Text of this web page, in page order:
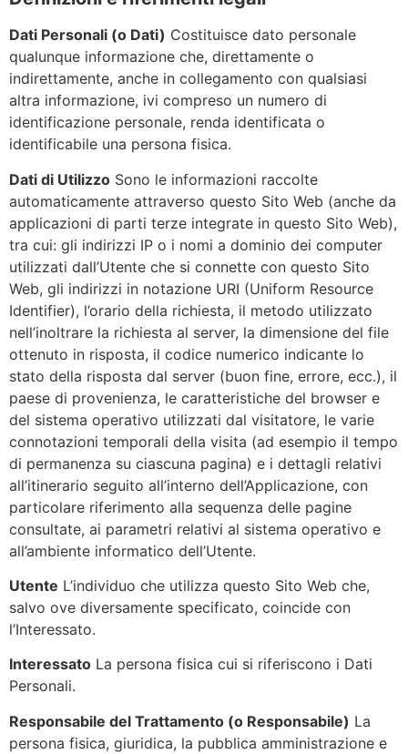
Dati Personali (o Dati) Costituisce dato personale
qualunque informazione che, direttamente o
indirettamente, anche in collegamento con qualsiasi
altra informazione, ivi compreso un numero di
identificazione personale, renda identificata o
identificabile una persona fisica.
Dati di Utilizzo Sono le informazioni raccolte
automaticamente attraverso questo Sito Web (anche da
applicazioni di parti terze integrate in questo Sito Web),
tra cui: gli indirizzi IP o i nomi a dominio dei computer
utilizzati dall’Utente che si connette con questo Sito
Web, gli indirizzi in notazione URI (Uniform Resource
Identifier), l’orario della richiesta, il metodo utilizzato
nell’inoltrare la richiesta al server, la dimensione del file
ottenuto in risposta, il codice numerico indicante lo
stato della risposta dal server (buon fine, errore, ecc.), il
paese di provenienza, le caratteristiche del browser e
del sistema operativo utilizzati dal visitatore, le varie
connotazioni temporali della visita (ad esempio il tempo
di permanenza su ciascuna pagina) e i dettagli relativi
all’itinerario seguito all’interno dell’Applicazione, con
particolare riferimento alla sequenza delle pagine
consultate, ai parametri relativi al sistema operativo e
all’ambiente informatico dell’Utente.
Utente L’individuo che utilizza questo Sito Web che,
salvo ove diversamente specificato, coincide con
l’Interessato.
Interessato La persona fisica cui si riferiscono i Dati
Personali.
Responsabile del Trattamento (o Responsabile) La
persona fisica, giuridica, la pubblica amministrazione e